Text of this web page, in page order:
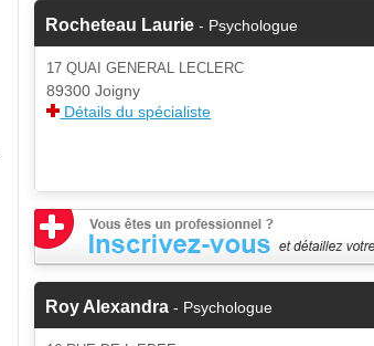
Rocheteau Laurie - Psychologue
Cette fiche est la propriété
d'un membre.
jour ces informations sur votre
17 QUAI GENERAL LECLERC
89300 Joigny
Détails du spécialiste
Roy Alexandra - Psychologue